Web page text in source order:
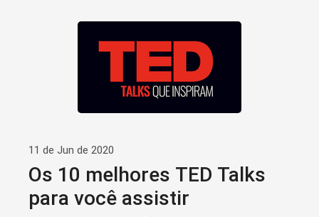
11 de Jun de 2020
Os 10 melhores TED Talks
para você assistir